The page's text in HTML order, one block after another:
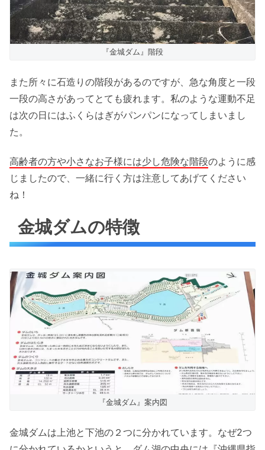
『金城ダム』階段
また所々に石造りの階段があるのですが、急な角度と一段
一段の高さがあってとても疲れます。私のような運動不足
は次の日にはふくらはぎがパンパンになってしまいまし
た。
高齢者の方や小さなお子様には少し危険な階段のように感
じましたので、一緒に行く方は注意してあげてください
ね！
金城ダムの特徴
『金城ダム』案内図
金城ダムは上池と下池の２つに分かれています。なぜ2つ